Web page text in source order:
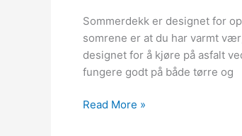
Sommerdekk er designet for
somrene er at du har varmt
designet for å kjøre på asfalt
fungere godt på både tørre og
Sommerdekk
Read More »